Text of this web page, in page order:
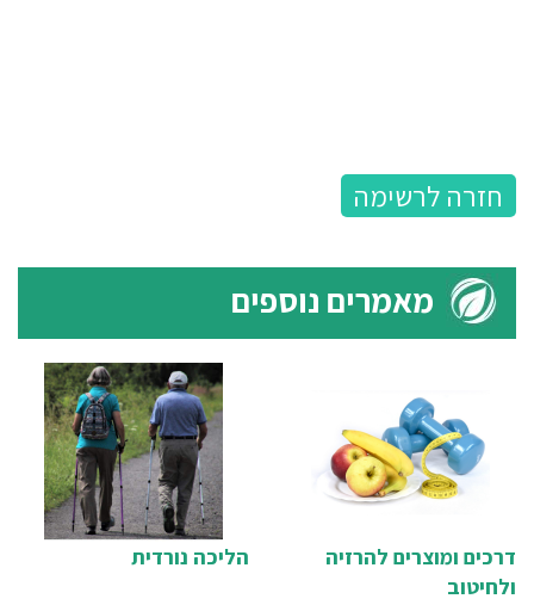
חזרה לרשימה
מאמרים נוספים
הליכה נורדית
דרכים ומוצרים להרזיה
ולחיטוב